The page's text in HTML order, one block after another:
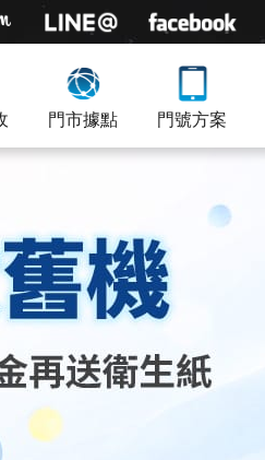
門市據點 門號方案